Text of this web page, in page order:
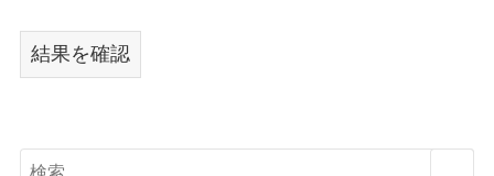
結果を確認